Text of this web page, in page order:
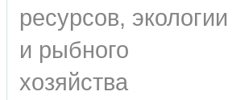
ресурсов, экологии
и рыбного
хозяйства